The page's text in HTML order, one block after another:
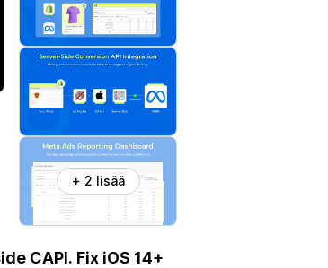
+ 2 lisää
CAPI. Fix iOS 14+